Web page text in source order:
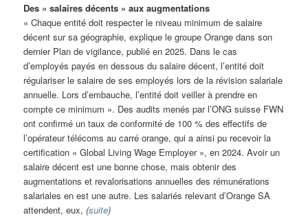
Des « salaires décents » aux augmentations
« Chaque entité doit respecter le niveau minimum de salaire
décent sur sa géographie, explique le groupe Orange dans son
dernier Plan de vigilance, publié en 2025. Dans le cas
d’employés payés en dessous du salaire décent, l’entité doit
régulariser le salaire de ses employés lors de la révision salariale
annuelle. Lors d’embauche, l’entité doit veiller à prendre en
compte ce minimum ». Des audits menés par l’ONG suisse FWN
ont confirmé un taux de conformité de 100 % des effectifs de
l’opérateur télécoms au carré orange, qui a ainsi pu recevoir la
certification « Global Living Wage Employer », en 2024. Avoir un
salaire décent est une bonne chose, mais obtenir des
augmentations et revalorisations annuelles des rémunérations
salariales en est une autre. Les salariés relevant d’Orange SA
attendent, eux,(suite)